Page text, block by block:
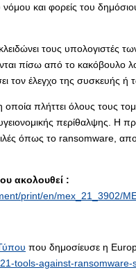
και φορείς του
τους υπολογιστές
πίσω από το κακόβουλο
τον έλεγχο της συσκευής ή
πλήττει όλους τους
περίθαλψης. Η
όπως το ransomware,
ακολουθεί :
print/en/mex_21_3902/
που δημοσίευσε η
tools-against-ransomware-